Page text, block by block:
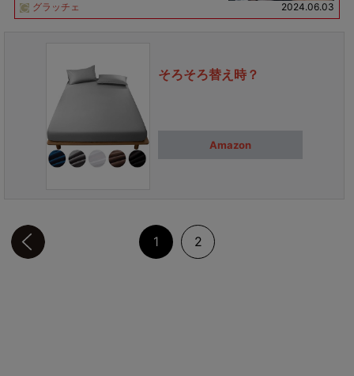
グラッチェ 2024.06.03
そろそろ替え時？
Amazon
1 2